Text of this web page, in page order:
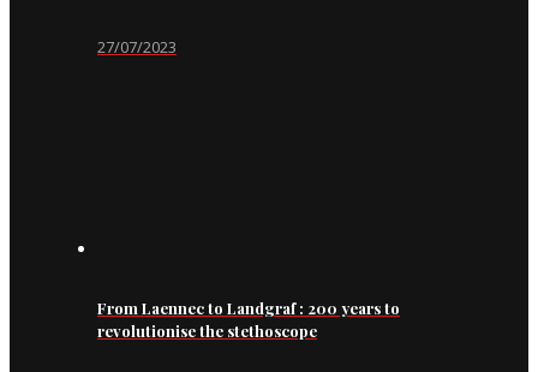
27/07/2023
From Laennec to Landgraf : 200 years to
revolutionise the stethoscope